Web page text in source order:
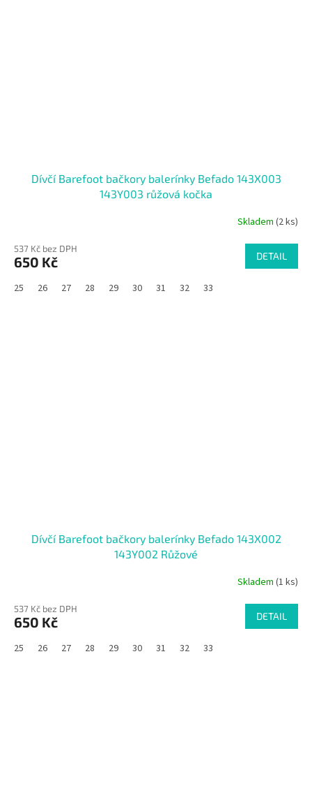
Dívčí Barefoot bačkory balerínky Befado 143X003
143Y003 růžová kočka
Skladem (2 ks)
537 Kč bez DPH
650 Kč DETAIL
25 26 27 28 29 30 31 32 33
Dívčí Barefoot bačkory balerínky Befado 143X002
143Y002 Růžové
Skladem (1 ks)
537 Kč bez DPH
650 Kč DETAIL
25 26 27 28 29 30 31 32 33